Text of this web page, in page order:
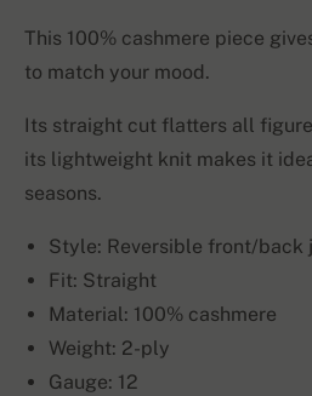
This 100% cashmere piece
to match your mood.
Its straight cut flatters all
its lightweight knit makes it
seasons.
Style: Reversible front/back
Fit: Straight
Material: 100% cashmere
Weight: 2-ply
Gauge: 12